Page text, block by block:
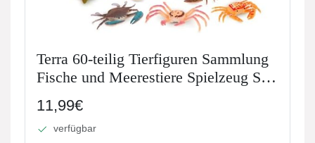
Terra 60-teilig Tierfiguren Sammlung
Fische und Meerestiere Spielzeug Set
– Clownfisch, Blauer Doktorfisch,
Krabben und mehr – Spielzeug ab 3
Jahren
11,99€
verfügbar